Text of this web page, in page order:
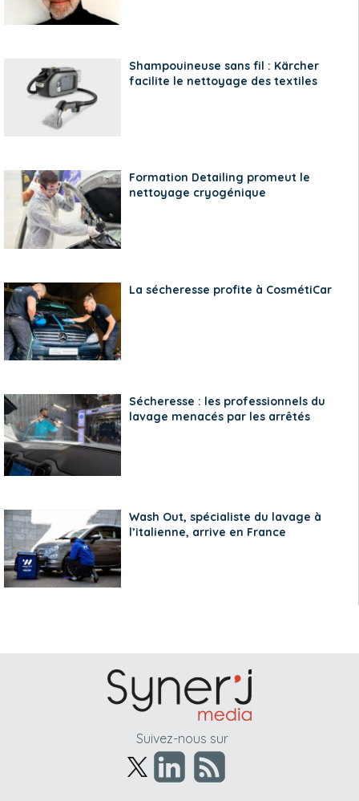
Shampouineuse sans fil : Kärcher
facilite le nettoyage des textiles
Formation Detailing promeut le
nettoyage cryogénique
La sécheresse profite à CosmétiCar
Sécheresse : les professionnels du
lavage menacés par les arrêtés
Wash Out, spécialiste du lavage à
l’italienne, arrive en France
Suivez-nous sur